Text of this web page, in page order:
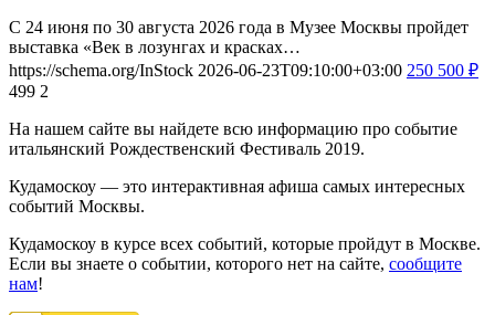
С 24 июня по 30 августа 2026 года в Музее Москвы пройдет
выставка «Век в лозунгах и красках…
https://schema.org/InStock 2026-06-23T09:10:00+03:00 250 500 ₽
499 2
На нашем сайте вы найдете всю информацию про событие
итальянский Рождественский Фестиваль 2019.
Кудамоскоу — это интерактивная афиша самых интересных
событий Москвы.
Кудамоскоу в курсе всех событий, которые пройдут в Москве.
Если вы знаете о событии, которого нет на сайте, сообщите
нам!